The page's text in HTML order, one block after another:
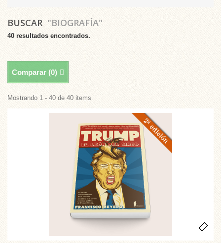
BUSCAR "BIOGRAFÍA"
40 resultados encontrados.
Comparar (0)
Mostrando 1 - 40 de 40 items